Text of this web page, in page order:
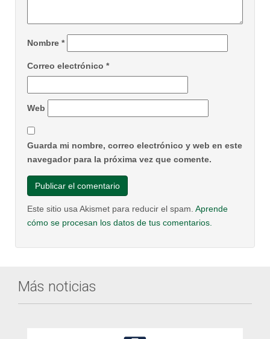
Nombre *
Correo electrónico *
Web
Guarda mi nombre, correo electrónico y web en este
navegador para la próxima vez que comente.
Este sitio usa Akismet para reducir el spam. Aprende
cómo se procesan los datos de tus comentarios.
Más noticias